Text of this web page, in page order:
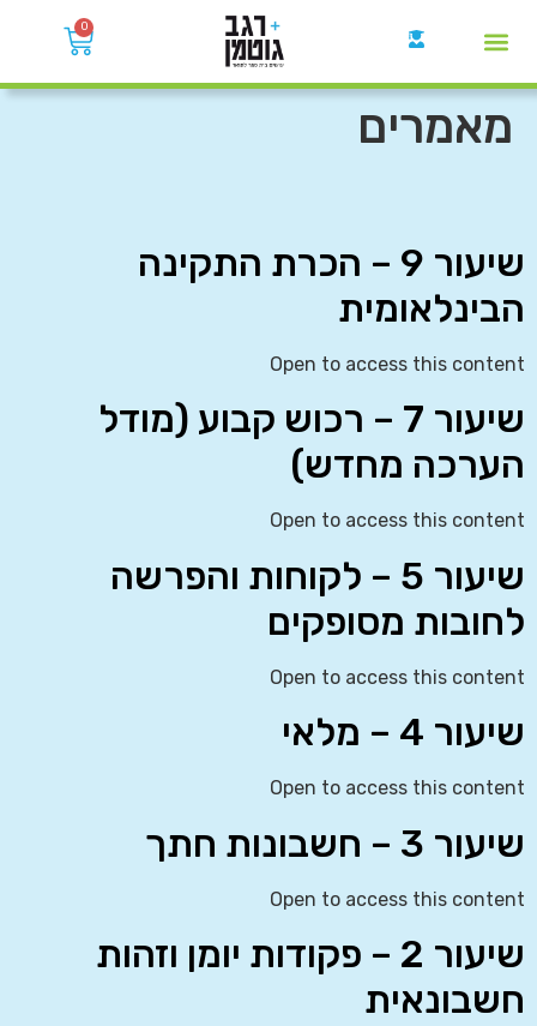
0
מאמרים
שיעור 9 – הכרת התקינה
הבינלאומית
Open to access this content
שיעור 7 – רכוש קבוע (מודל
הערכה מחדש)
Open to access this content
שיעור 5 – לקוחות והפרשה
לחובות מסופקים
Open to access this content
שיעור 4 – מלאי
Open to access this content
שיעור 3 – חשבונות חתך
Open to access this content
שיעור 2 – פקודות יומן וזהות
חשבונאית